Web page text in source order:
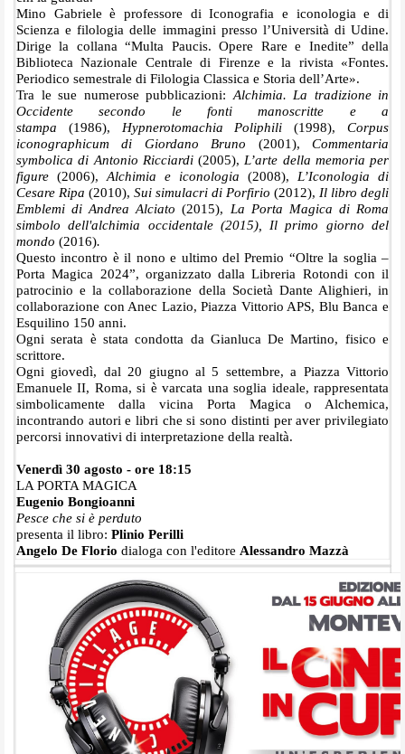
Mino Gabriele è professore di Iconografia e iconologia e di
Scienza e filologia delle immagini presso l’Università di Udine.
Dirige la collana “Multa Paucis. Opere Rare e Inedite” della
Biblioteca Nazionale Centrale di Firenze e la rivista «Fontes.
Periodico semestrale di Filologia Classica e Storia dell’Arte».
Tra le sue numerose pubblicazioni:Alchimia. La tradizione in
Occidente secondo le fonti manoscritte e a
stampa (1986), Hypnerotomachia Poliphili (1998), Corpus
iconographicum di Giordano Bruno (2001),Commentaria
symbolica di Antonio Ricciardi(2005),L’arte della memoria per
figure (2006),Alchimia e iconologia (2008), L’Iconologia di
Cesare Ripa (2010), Sui simulacri di Porfirio (2012), Il libro degli
Emblemi di Andrea Alciato (2015), La Porta Magica di Roma
simbolo dell'alchimia occidentale (2015), Il primo giorno del
mondo (2016).
Questo incontro è il nono e ultimo del Premio “Oltre la soglia –
Porta Magica 2024”, organizzato dalla Libreria Rotondi con il
patrocinio e la collaborazione della Società Dante Alighieri, in
collaborazione con Anec Lazio, Piazza Vittorio APS, Blu Banca e
Esquilino 150 anni.
Ogni serata è stata condotta da Gianluca De Martino, fisico e
scrittore.
Ogni giovedì, dal 20 giugno al 5 settembre, a Piazza Vittorio
Emanuele II, Roma, si è varcata una soglia ideale, rappresentata
simbolicamente dalla vicina Porta Magica o Alchemica,
incontrando autori e libri che si sono distinti per aver privilegiato
percorsi innovativi di interpretazione della realtà.
Venerdì 30 agosto - ore 18:15
LA PORTA MAGICA
Eugenio Bongioanni
Pesce che si è perduto
presenta il libro: Plinio Perilli
Angelo De Florio dialoga con l'editore Alessandro Mazzà